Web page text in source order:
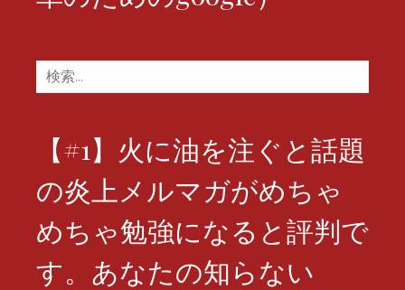
検
索:
【#1】火に油を注ぐと話題
の炎上メルマガがめちゃ
めちゃ勉強になると評判で
す。あなたの知らない